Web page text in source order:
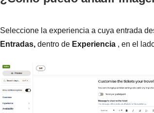
Seleccione la experiencia a cuya entrada
Entradas, dentro de Experiencia , en el